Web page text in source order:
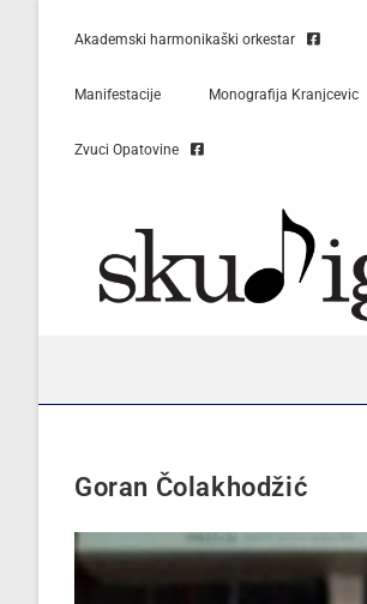
Akademski harmonikaški orkestar
Manifestacije Monografija Kranjcevic
Zvuci Opatovine
Goran Čolakhodžić